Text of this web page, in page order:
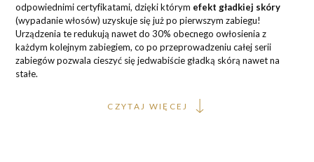
odpowiednimi certyfikatami, dzięki którym efekt gładkiej skóry
(wypadanie włosów) uzyskuje się już po pierwszym zabiegu!
Urządzenia te redukują nawet do 30% obecnego owłosienia z
każdym kolejnym zabiegiem, co po przeprowadzeniu całej serii
zabiegów pozwala cieszyć się jedwabiście gładką skórą nawet na
stałe.
CZYTAJ WIĘCEJ